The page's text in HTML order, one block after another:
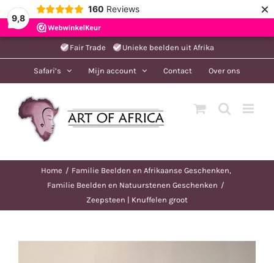
9,8
160 Reviews ×
naar
Fair Trade Unieke beelden uit Afrika
Safari’s Mijn account Contact Over ons
Home
Familie Beelden en Afrikaanse Geschenken
Familie Beelden en Natuurstenen Geschenken
Zeepsteen | Knuffelen groot